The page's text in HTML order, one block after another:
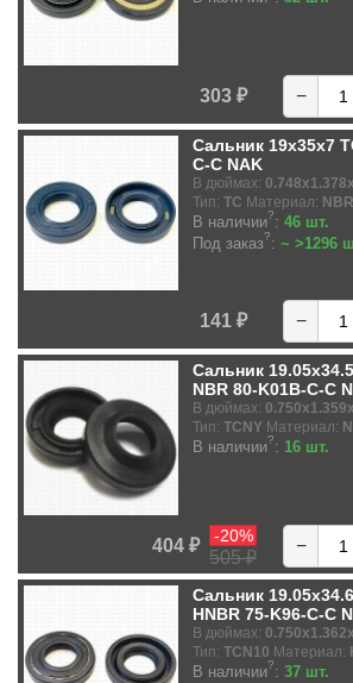
303 ₽ −
Сальник 19x35x7
C-C NAK
В дюймах:
Тип: TC Материал: NBR
В наличии?: 46 шт.
Под заказ?: ~ >1296
141 ₽ −
Сальник
NBR 80-K01B-C-C
В дюймах:
Тип: TCNY Материал:
В наличии?: 16 шт.
404 ₽
505 ₽
-20% −
Сальник
HNBR 75-K96-C-C
В дюймах:
Тип: TCN10 Материал:
В наличии?: 37 шт.